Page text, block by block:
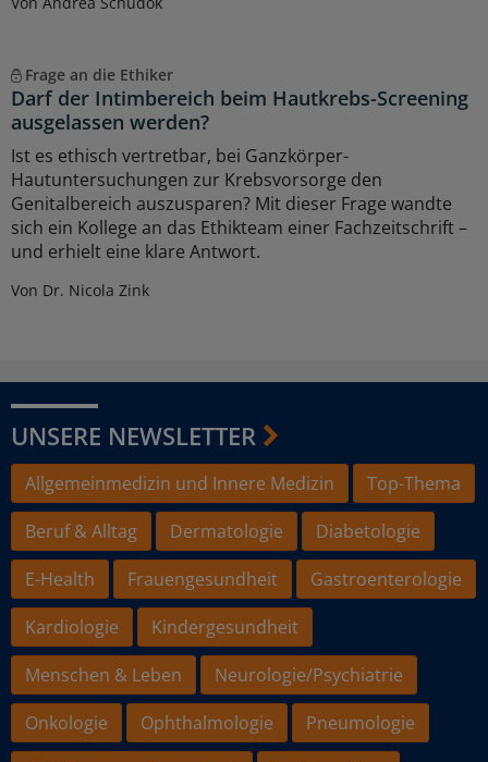
Frage an die Ethiker
Darf der Intimbereich beim Hautkrebs-Screening
ausgelassen werden?
Ist es ethisch vertretbar, bei Ganzkörper-
Hautuntersuchungen zur Krebsvorsorge den
Genitalbereich auszusparen? Mit dieser Frage wandte
sich ein Kollege an das Ethikteam einer Fachzeitschrift –
und erhielt eine klare Antwort.
Von Dr. Nicola Zink
UNSERE NEWSLETTER
Allgemeinmedizin und Innere Medizin
Top-Thema
Beruf & Alltag
Dermatologie
Diabetologie
E-Health
Frauengesundheit
Gastroenterologie
Kardiologie
Kindergesundheit
Menschen & Leben
Neurologie/Psychiatrie
Onkologie
Ophthalmologie
Pneumologie